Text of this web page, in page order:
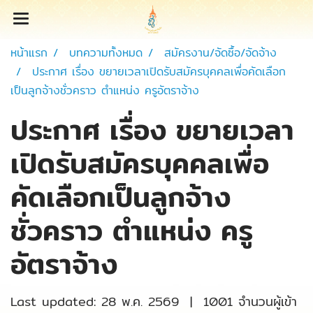
หน้าแรก บทความทั้งหมด
สมัครงาน/จัดซื้อ/จัดจ้าง
ประกาศ เรื่อง ขยายเวลาเปิดรับสมัครบุคคลเพื่อคัดเลือก
เป็นลูกจ้างชั่วคราว ตำแหน่ง ครูอัตราจ้าง
ประกาศ เรื่อง ขยายเวลา
เปิดรับสมัครบุคคลเพื่อ
คัดเลือกเป็นลูกจ้าง
ชั่วคราว ตำแหน่ง ครู
อัตราจ้าง
Last updated: 28 พ.ค. 2569 | 1001 จำนวนผู้เข้า